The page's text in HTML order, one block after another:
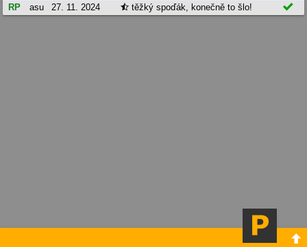
RP asu 27. 11. 2024  těžký spoďák, konečně to šlo! 
